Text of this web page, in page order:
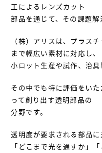
工によるレンズカット
部品を通じて、その課題解
（株）アリスは、プラス
まで幅広い素材に対応し、
小ロット生産や試作、治具
その中でも特に評価をい
って創り出す透明部品の
分野です。
透明度が要求される部品
「どこまで光を通すか」